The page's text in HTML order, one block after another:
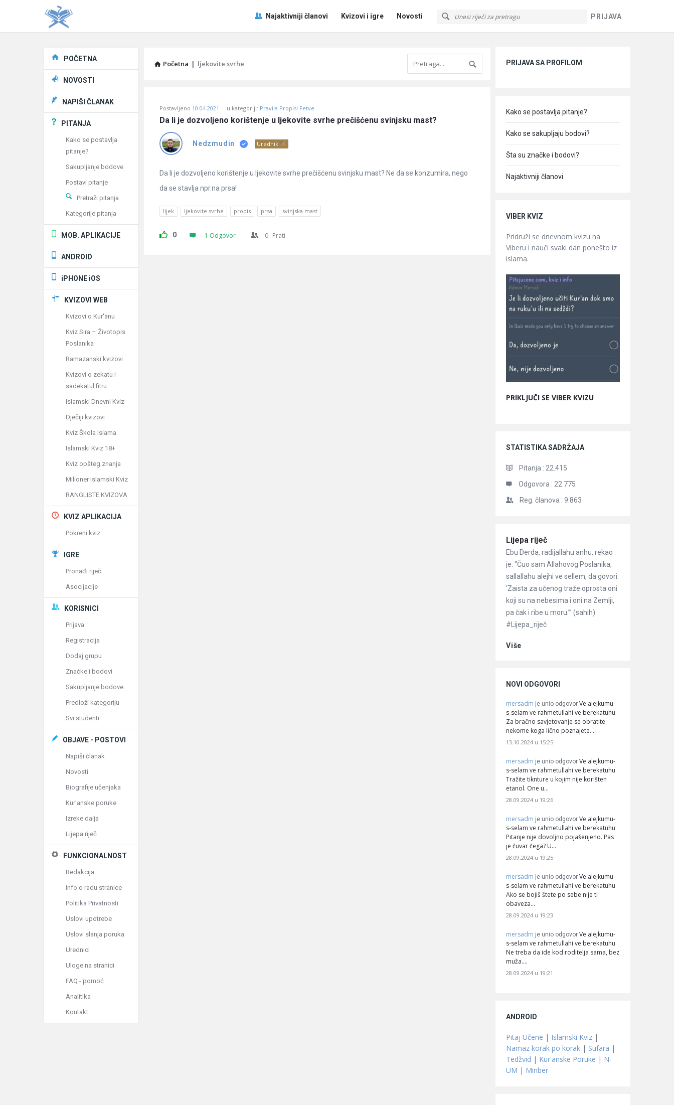
PRIJAVA
Pitaj
Učene
Najaktivniji članovi Kvizovi i igre Novosti
Početna | ljekovite svrhe
Učene
Latest
Pitanja
Postavljeno 10.04.2021 u kategoriji: Pravila Propisi Fetve
Da li je dozvoljeno korištenje u ljekovite svrhe prečišćenu svinjsku mast?
Nedzmudin Urednik
Da li je dozvoljeno korištenje u ljekovite svrhe prečišćenu svinjsku mast? Ne da se konzumira, nego
da se stavlja npr.na prsa!
lijek ljekovite svrhe propis prsa svinjska mast
0 1 Odgovor 0 Prati
PRIJAVA SA PROFILOM
Kako se postavlja pitanje?
Kako se sakupljaju bodovi?
Šta su značke i bodovi?
Najaktivniji članovi
VIBER KVIZ
Pridruži se dnevnom kvizu na
Viberu i nauči svaki dan ponešto iz
islama.
PRIKLJUČI SE VIBER KVIZU
STATISTIKA SADRŽAJA
Pitanja : 22.415
Odgovora : 22.775
Reg. članova : 9.863
Članci
Lijepa riječ
Ebu Derda, radijallahu anhu, rekao
je: “Čuo sam Allahovog Poslanika,
sallallahu alejhi ve sellem, da govori:
‘Zaista za učenog traže oprosta oni
koji su na nebesima i oni na Zemlji,
pa čak i ribe u moru.’” (sahih)
#Lijepa_riječ
Više
NOVI ODGOVORI
mersadm je unio odgovor Ve alejkumu-
s-selam ve rahmetullahi ve berekatuhu
Za bračno savjetovanje se obratite
nekome koga lično poznajete.…
13.10.2024 u 15:25
mersadm je unio odgovor Ve alejkumu-
s-selam ve rahmetullahi ve berekatuhu
Tražite tiknture u kojim nije korišten
etanol. One u…
28.09.2024 u 19:26
mersadm je unio odgovor Ve alejkumu-
s-selam ve rahmetullahi ve berekatuhu
Pitanje nije dovoljno pojašenjeno. Pas
je čuvar čega? U…
28.09.2024 u 19:25
mersadm je unio odgovor Ve alejkumu-
s-selam ve rahmetullahi ve berekatuhu
Ako se bojiš štete po sebe nije ti
obaveza…
28.09.2024 u 19:23
mersadm je unio odgovor Ve alejkumu-
s-selam ve rahmetullahi ve berekatuhu
Ne treba da ide kod roditelja sama, bez
muža.…
28.09.2024 u 19:21
ANDROID
Pitaj Učene | Islamski Kviz |
Namaz korak po korak | Sufara |
Tedžvid | Kur'anske Poruke | N-
UM | Minber
Explore
POČETNA
NOVOSTI
NAPIŠI ČLANAK
PITANJA
Kako se postavlja
pitanje?
Sakupljanje bodove
Postavi pitanje
Pretraži pitanja
Kategorije pitanja
MOB. APLIKACIJE
ANDROID
iPHONE iOS
KVIZOVI WEB
Kvizovi o Kur'anu
Kviz Sira – Životopis
Poslanika
Ramazanski kvizovi
Kvizovi o zekatu i
sadekatul fitru
Islamski Dnevni Kviz
Dječiji kvizovi
Kviz Škola Islama
Islamski Kviz 18+
Kviz opšteg znanja
Milioner Islamski Kviz
RANGLISTE KVIZOVA
KVIZ APLIKACIJA
Pokreni kviz
IGRE
Pronađi riječ
Asocijacije
KORISNICI
Prijava
Registracija
Dodaj grupu
Značke i bodovi
Sakupljanje bodove
Predloži kategoriju
Svi studenti
OBJAVE - POSTOVI
Napiši članak
Novosti
Biografije učenjaka
Kur'anske poruke
Izreke daija
Lijepa riječ
FUNKCIONALNOST
Redakcija
Info o radu stranice
Politika Privatnosti
Uslovi upotrebe
Uslovi slanja poruka
Urednici
Uloge na stranici
FAQ - pomoć
Analitika
Kontakt